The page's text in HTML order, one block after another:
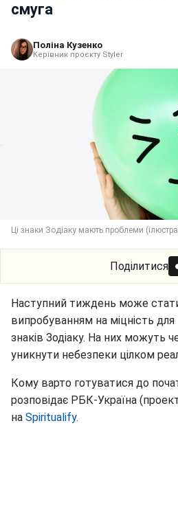
смуга
Поліна Кузенко
Керівник проєкту Styler
Ці знаки Зодіаку мають проблеми
Поділитися
Наступний тиждень може
випробуванням на міцність
знаків Зодіаку. На них можуть
уникнути небезпеки цілком
Кому варто готуватися до
розповідає РБК-Україна
на Spiritualify.